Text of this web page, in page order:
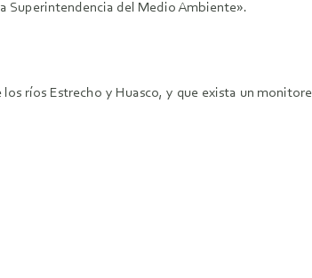
Superintendencia del Medio Ambiente».
ríos Estrecho y Huasco, y que exista un